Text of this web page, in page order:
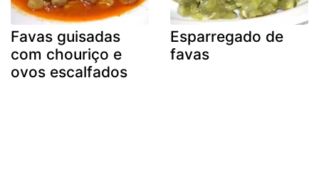
Favas guisadas
com chouriço e
ovos escalfados
Esparregado de
favas